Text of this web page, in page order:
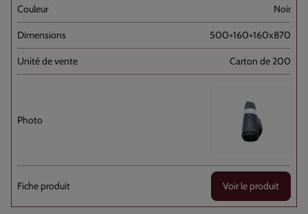
Noir
500+160+160x870
Carton de 200
Voir le produit